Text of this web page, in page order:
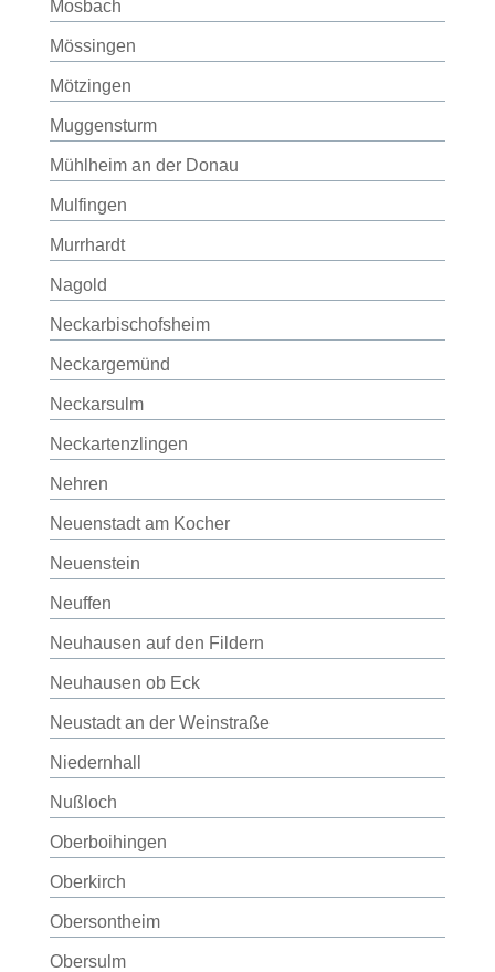
Mosbach
Mössingen
Mötzingen
Muggensturm
Mühlheim an der Donau
Mulfingen
Murrhardt
Nagold
Neckarbischofsheim
Neckargemünd
Neckarsulm
Neckartenzlingen
Nehren
Neuenstadt am Kocher
Neuenstein
Neuffen
Neuhausen auf den Fildern
Neuhausen ob Eck
Neustadt an der Weinstraße
Niedernhall
Nußloch
Oberboihingen
Oberkirch
Obersontheim
Obersulm